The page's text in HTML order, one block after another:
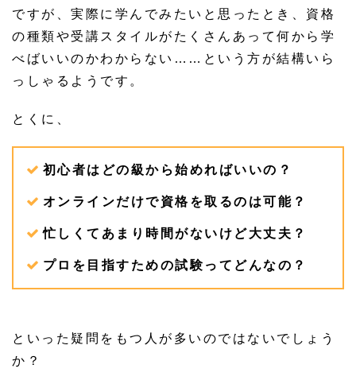
ですが、実際に学んでみたいと思ったとき、資格
の種類や受講スタイルがたくさんあって何から学
べばいいのかわからない……という方が結構いら
っしゃるようです。
とくに、
初心者はどの級から始めればいいの？
オンラインだけで資格を取るのは可能？
忙しくてあまり時間がないけど大丈夫？
プロを目指すための試験ってどんなの？
といった疑問をもつ人が多いのではないでしょう
か？